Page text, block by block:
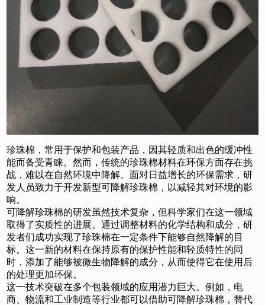
珍珠棉，常用于保护和包装产品，因其轻质和出色的缓冲性
能而备受青睐。然而，传统的珍珠棉材料在环保方面存在挑
战，难以在自然环境中降解。面对日益增长的环保需求，研
发人员致力于开发新型可降解珍珠棉，以减轻其对环境的影
响。
可降解珍珠棉的研发虽然技术复杂，但科学家们在这一领域
取得了实质性的进展。通过调整材料的化学结构和成分，研
发者们成功实现了珍珠棉在一定条件下能够自然降解的目
标。这一新的材料在保持原有的保护性能和轻质特性的同
时，添加了能够被微生物降解的成分，从而使得它在使用后
的处理更加环保。
这一技术突破在多个包装领域的应用潜力巨大。例如，电
商、物流和工业制造等行业都可以借助可降解珍珠棉，替代